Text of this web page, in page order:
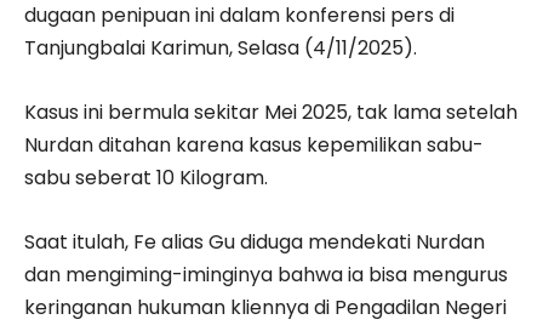
dugaan penipuan ini dalam konferensi pers di
Tanjungbalai Karimun, Selasa (4/11/2025).
Kasus ini bermula sekitar Mei 2025, tak lama setelah
Nurdan ditahan karena kasus kepemilikan sabu-
sabu seberat 10 Kilogram.
Saat itulah, Fe alias Gu diduga mendekati Nurdan
dan mengiming-iminginya bahwa ia bisa mengurus
keringanan hukuman kliennya di Pengadilan Negeri